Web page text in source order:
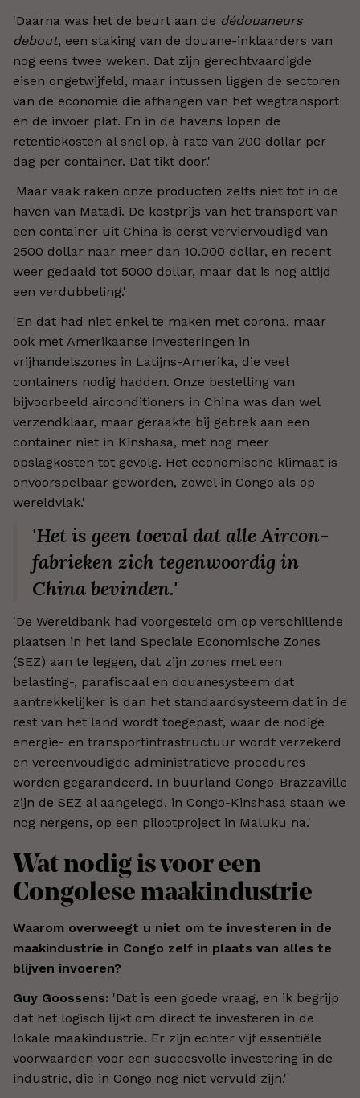
'Daarna was het de beurt aan de dédouaneurs
debout, een staking van de douane-inklaarders van
nog eens twee weken. Dat zijn gerechtvaardigde
eisen ongetwijfeld, maar intussen liggen de sectoren
van de economie die afhangen van het wegtransport
en de invoer plat. En in de havens lopen de
retentiekosten al snel op, à rato van 200 dollar per
dag per container. Dat tikt door.'
'Maar vaak raken onze producten zelfs niet tot in de
haven van Matadi. De kostprijs van het transport van
een container uit China is eerst verviervoudigd van
2500 dollar naar meer dan 10.000 dollar, en recent
weer gedaald tot 5000 dollar, maar dat is nog altijd
een verdubbeling.'
'En dat had niet enkel te maken met corona, maar
ook met Amerikaanse investeringen in
vrijhandelszones in Latijns-Amerika, die veel
containers nodig hadden. Onze bestelling van
bijvoorbeeld airconditioners in China was dan wel
verzendklaar, maar geraakte bij gebrek aan een
container niet in Kinshasa, met nog meer
opslagkosten tot gevolg. Het economische klimaat is
onvoorspelbaar geworden, zowel in Congo als op
wereldvlak.'
'Het is geen toeval dat alle Aircon-
fabrieken zich tegenwoordig in
China bevinden.'
'De Wereldbank had voorgesteld om op verschillende
plaatsen in het land Speciale Economische Zones
(SEZ) aan te leggen, dat zijn zones met een
belasting-, parafiscaal en douanesysteem dat
aantrekkelijker is dan het standaardsysteem dat in de
rest van het land wordt toegepast, waar de nodige
energie- en transportinfrastructuur wordt verzekerd
en vereenvoudigde administratieve procedures
worden gegarandeerd. In buurland Congo-Brazzaville
zijn de SEZ al aangelegd, in Congo-Kinshasa staan we
nog nergens, op een pilootproject in Maluku na.'
Wat nodig is voor een
Congolese maakindustrie
Waarom overweegt u niet om te investeren in de
maakindustrie in Congo zelf in plaats van alles te
blijven invoeren?
Guy Goossens: 'Dat is een goede vraag, en ik begrijp
dat het logisch lijkt om direct te investeren in de
lokale maakindustrie. Er zijn echter vijf essentiële
voorwaarden voor een succesvolle investering in de
industrie, die in Congo nog niet vervuld zijn.'